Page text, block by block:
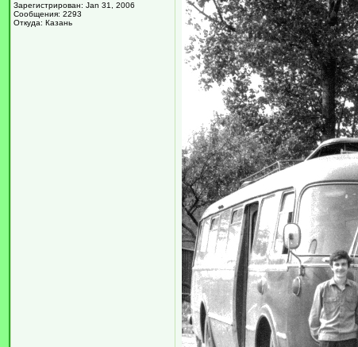
Зарегистрирован: Jan 31, 2006
Сообщения: 2293
Откуда: Казань